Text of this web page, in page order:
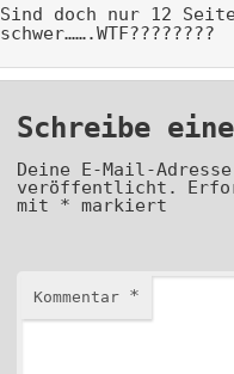
Sind doch nur 12
schwer…….WTF????????
Schreibe
Deine E-Mail-
veröffentlicht.
mit * markiert
Kommentar *